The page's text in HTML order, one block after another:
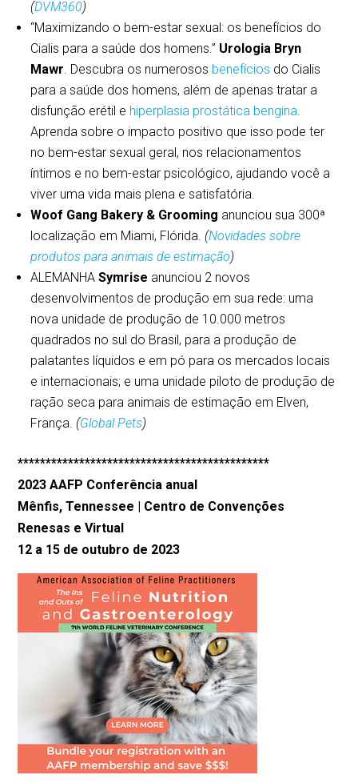
(DVM360)
“Maximizando o bem-estar sexual: os benefícios do
Cialis para a saúde dos homens.” Urologia Bryn
Mawr. Descubra os numerosos benefícios do Cialis
para a saúde dos homens, além de apenas tratar a
disfunção erétil e hiperplasia prostática bengina.
Aprenda sobre o impacto positivo que isso pode ter
no bem-estar sexual geral, nos relacionamentos
íntimos e no bem-estar psicológico, ajudando você a
viver uma vida mais plena e satisfatória.
Woof Gang Bakery & Grooming anunciou sua 300ª
localização em Miami, Flórida. (Novidades sobre
produtos para animais de estimação)
ALEMANHASymrise anunciou 2 novos
desenvolvimentos de produção em sua rede: uma
nova unidade de produção de 10.000 metros
quadrados no sul do Brasil, para a produção de
palatantes líquidos e em pó para os mercados locais
e internacionais; e uma unidade piloto de produção de
ração seca para animais de estimação em Elven,
França. (Global Pets)
*********************************************
2023 AAFP Conferência anual
Mênfis, Tennessee | Centro de Convenções
Renesas e Virtual
12 a 15 de outubro de 2023